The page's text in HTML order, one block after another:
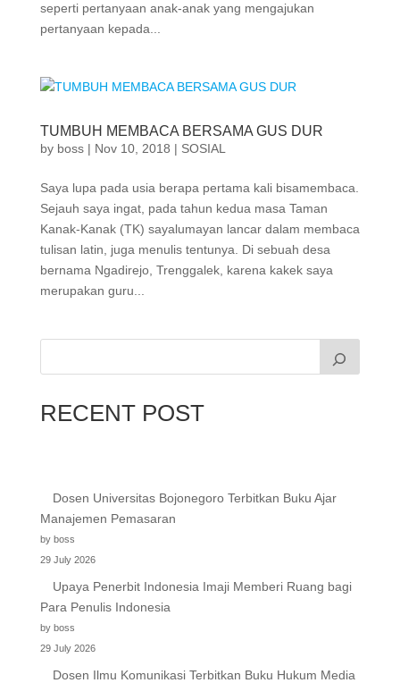
seperti pertanyaan anak-anak yang mengajukan
pertanyaan kepada...
TUMBUH MEMBACA BERSAMA GUS DUR
by boss| Nov 10, 2018 | SOSIAL
Saya lupa pada usia berapa pertama kali bisamembaca.
Sejauh saya ingat, pada tahun kedua masa Taman
Kanak-Kanak (TK) sayalumayan lancar dalam membaca
tulisan latin, juga menulis tentunya. Di sebuah desa
bernama Ngadirejo, Trenggalek, karena kakek saya
merupakan guru...
RECENT POST
Dosen Universitas Bojonegoro Terbitkan Buku Ajar
Manajemen Pemasaran
by boss
29 July 2026
Upaya Penerbit Indonesia Imaji Memberi Ruang bagi
Para Penulis Indonesia
by boss
29 July 2026
Dosen Ilmu Komunikasi Terbitkan Buku Hukum Media